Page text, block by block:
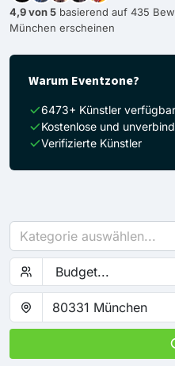
4,9 von 5 basierend auf 435
München erscheinen
Warum Eventzone?
6473+ Künstler verfügbar
Kostenlose und
Verifizierte Künstler
Kategorie auswählen...